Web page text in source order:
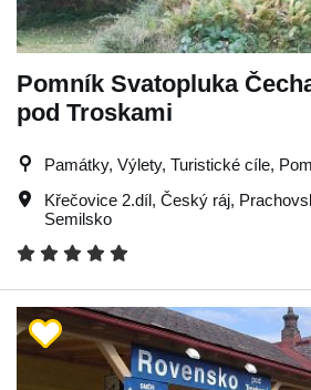
Pomník Svatopluka
pod Troskami
Památky, Výlety, Turistické cíle,
Křečovice 2.díl, Český ráj,
Semilsko